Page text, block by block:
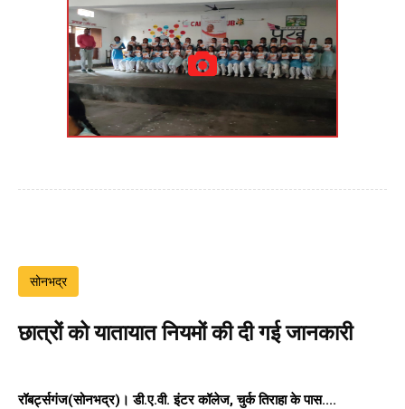
सोनभद्र
छात्रों को यातायात नियमों की दी गई जानकारी
रॉबर्ट्सगंज(सोनभद्र)। डी.ए.वी. इंटर कॉलेज, चुर्क तिराहा के पास....